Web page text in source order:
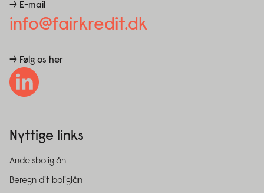
→ E-mail
info@fairkredit.dk
→ Følg os her
Nyttige links
Andelsboliglån
Beregn dit boliglån